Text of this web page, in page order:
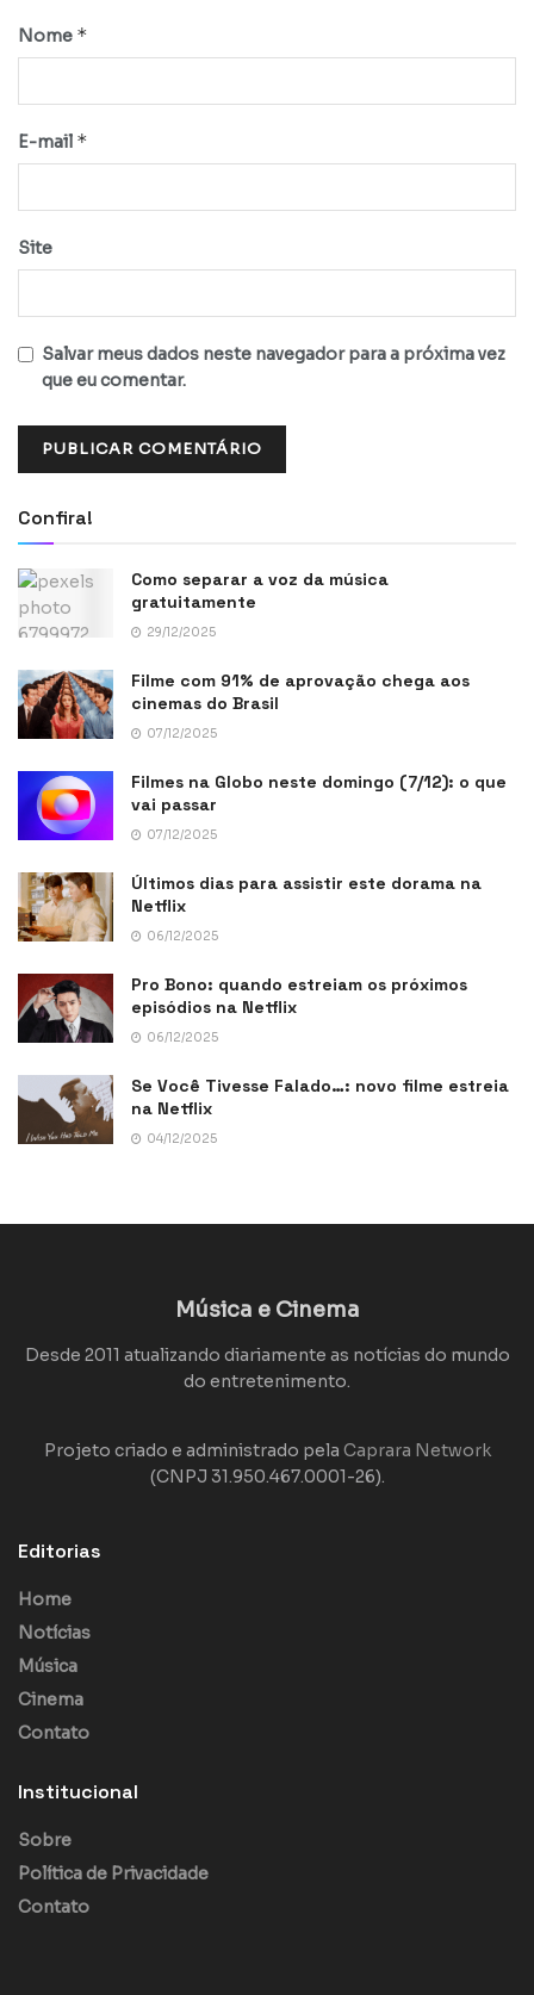
Nome *
E-mail *
Site
Salvar meus dados neste navegador para a próxima vez
que eu comentar.
Confira!
Como separar a voz da música
gratuitamente
29/12/2025
Filme com 91% de aprovação chega aos
cinemas do Brasil
07/12/2025
Filmes na Globo neste domingo (7/12): o que
vai passar
07/12/2025
Últimos dias para assistir este dorama na
Netflix
06/12/2025
Pro Bono: quando estreiam os próximos
episódios na Netflix
06/12/2025
Se Você Tivesse Falado…: novo filme estreia
na Netflix
04/12/2025
Música e Cinema
Desde 2011 atualizando diariamente as notícias do mundo
do entretenimento.
Projeto criado e administrado pela Caprara Network
(CNPJ 31.950.467.0001-26).
Editorias
Home
Notícias
Música
Cinema
Contato
Institucional
Sobre
Política de Privacidade
Contato